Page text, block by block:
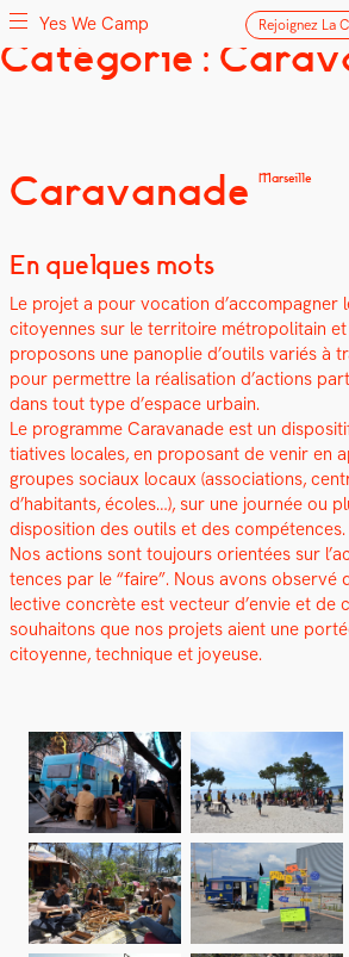
to
Yes We Camp
Utilisation inventive des espaces disponibles
Catégorie :
Caravanade Marseille
En quelques mots
Le pro­jet a pour voca­tion d’accompagner
citoyennes sur le ter­ri­toire mét­ro­pol­i­tain
pro­posons une panoplie d’outils var­iés à
pour per­me­t­tre la réal­i­sa­tion d’actions
dans tout type d’espace urbain.
Le pro­gramme Car­a­vanade est un
tia­tives locales, en pro­posant de venir en
groupes soci­aux locaux (asso­ci­a­tions,
d’habitants, écoles…), sur une journée ou
dis­po­si­tion des out­ils et des com­pé­tences.
Nos actions sont tou­jours ori­en­tées sur
tences par le “faire”. Nous avons
lec­tive con­crète est vecteur d’envie et de
souhaitons que nos pro­jets aient une
citoyenne, tech­nique et joyeuse.
Yes We Camp Rejoignez La